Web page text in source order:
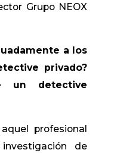
Grupo NEOX
a los
privado?
un detective
profesional
de